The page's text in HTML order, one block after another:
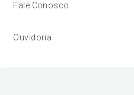
Fale Conosco
Ouvidoria